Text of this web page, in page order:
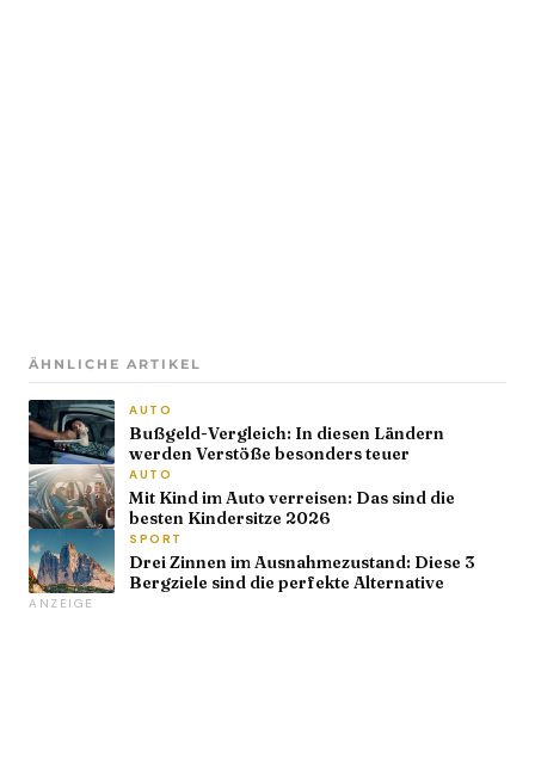
ÄHNLICHE ARTIKEL
AUTO
Bußgeld-Vergleich: In diesen Ländern
werden Verstöße besonders teuer
AUTO
Mit Kind im Auto verreisen: Das sind die
besten Kindersitze 2026
SPORT
Drei Zinnen im Ausnahmezustand: Diese 3
Bergziele sind die perfekte Alternative
ANZEIGE